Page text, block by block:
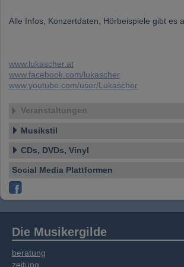
Alle Infos, Konzertdaten, Hörbeispiele gibt es
www.lukascher.at
www.facebook.com/lukascher
www.youtube.com/user/Lukascher
Veranstaltungen
Musikstil
CDs, DVDs, Vinyl
Social Media Plattformen
Die Musikergilde
beratung
zeitung